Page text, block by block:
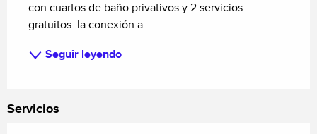
con cuartos de baño privativos y 2 servicios
gratuitos: la conexión a...
Seguir leyendo
Servicios